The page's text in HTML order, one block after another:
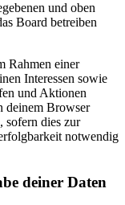
und oben
Board betreiben
Rahmen einer
Interessen sowie
und Aktionen
deinem Browser
sofern dies zur
notwendig
deiner Daten